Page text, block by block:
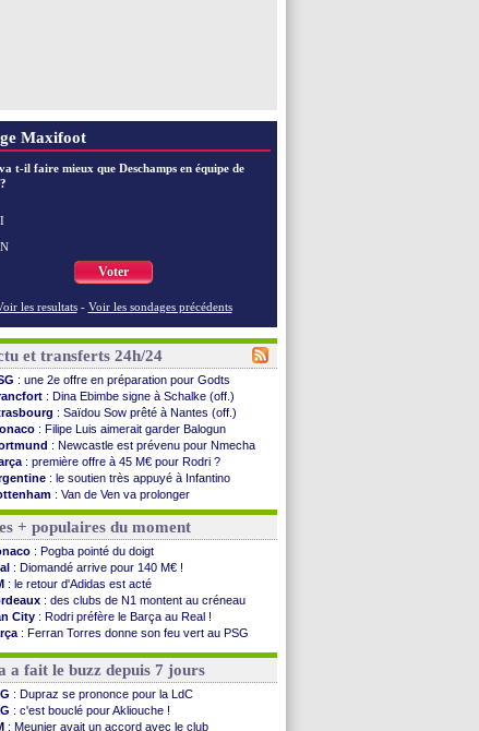
Maxifoot
t-il faire mieux que Deschamps en équipe de
Voter
les resultats - Voir les sondages précédents
et transferts 24h/24
: une 2e offre en préparation pour Godts
: Dina Ebimbe signe à Schalke (off.)
: Saïdou Sow prêté à Nantes (off.)
: Filipe Luis aimerait garder Balogun
: Newcastle est prévenu pour Nmecha
: première offre à 45 M€ pour Rodri ?
: le soutien très appuyé à Infantino
: Van de Ven va prolonger
: l'agent de Rodri confirme !
: la CAF soutient Infantino
2030: Rubiales charge Infantino et ...
: Embolo a des pistes alléchantes
d'Ivoire: Renard affiche ses ambitions
: Haise confirme pour Aït Boudlal
City: Trafford à Leeds pour 47 M€ (off...
Utd : Zirkzee vers la Juventus ?
: Monaco s'impose contre Getafe
: Der Zakarian et sa relation avec Kita
: le club prêt à libérer Kondogbia ?
: le message touchant d'Akliouche
: Tebas en remet une couche
: l'UEFA maintient la pression
+ populaires du moment
: Pogba pointé du doigt
: Diomandé arrive pour 140 M€ !
: le retour d'Adidas est acté
: des clubs de N1 montent au créneau
City : Rodri préfère le Barça au Real !
: Ferran Torres donne son feu vert au PSG
: Luis Enrique satisfait malgré tout
a fait le buzz depuis 7 jours
: Dupraz se prononce pour la LdC
: c'est bouclé pour Akliouche !
: Meunier avait un accord avec le club